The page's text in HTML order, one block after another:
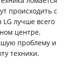
происходить с
лучше всего
центре.
проблему и
техники.